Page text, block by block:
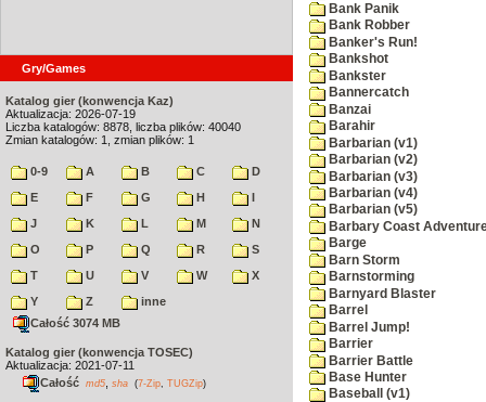
Gry/Games
Katalog gier (konwencja Kaz)
Aktualizacja: 2026-07-19
Liczba katalogów: 8878, liczba plików: 40040
Zmian katalogów: 1, zmian plików: 1
0-9 A B C
D
E
F G H
I
J
K L M
N
O
P Q R
S
T
U V W
X
Y
Z
inne
Całość 3074 MB
Katalog gier (konwencja TOSEC)
Aktualizacja: 2021-07-11
Całość md5 sha (7-Zip TUGZip)
Bank Panik
Bank Robber
Banker's Run!
Bankshot
Bankster
Bannercatch
Banzai
Barahir
Barbarian (v1)
Barbarian (v2)
Barbarian (v3)
Barbarian (v4)
Barbarian (v5)
Barbary Coast
Barge
Barn Storm
Barnstorming
Barnyard Blaster
Barrel
Barrel Jump!
Barrier
Barrier Battle
Base Hunter
Baseball (v1)